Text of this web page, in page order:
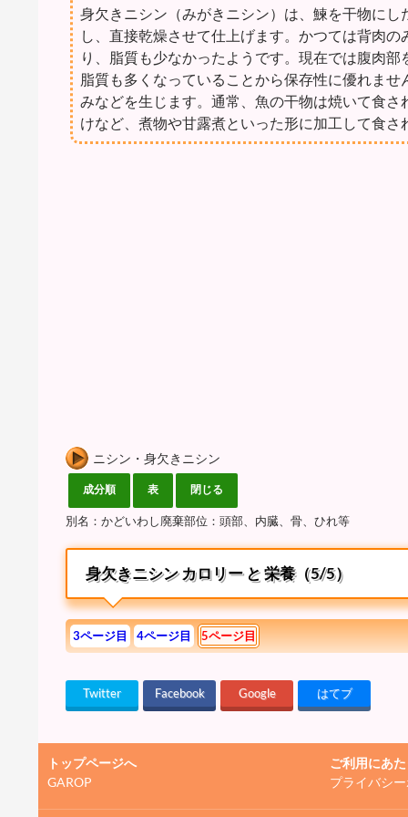
身欠きニシン（みがきニシン）は、鰊を干物に
し、直接乾燥させて仕上げます。かつては背肉
り、脂質も少なかったようです。現在では腹肉
脂質も多くなっていることから保存性に優れま
みなどを生じます。通常、魚の干物は焼いて食
けなど、煮物や甘露煮といった形に加工して食
ニシン・身欠きニシン
別名：かどいわし廃棄部位：頭部、内臓、骨、ひれ等
身欠きニシン カロリー と 栄養（5/5）
3ページ目 4ページ目 5ページ目
Twitter Facebook Google はてブ
トップページへ
GAROP
ご利用にあ
プライバシ